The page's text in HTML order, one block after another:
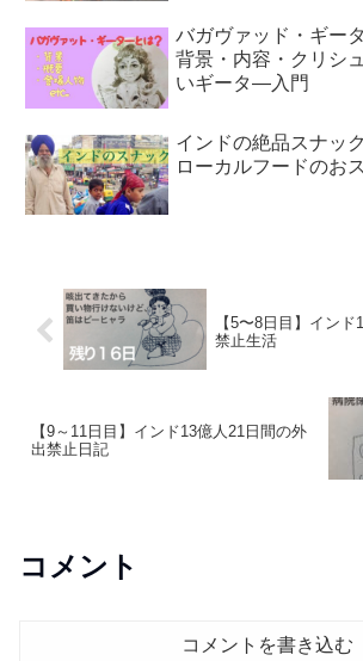
バガヴァッド・ギー
背景・内容・クリシ
いギータ―入門
インドの絶品スナッ
ローカルフードのお
【5〜8日目】イン
禁止生活
【9～11日目】インド13億人21日間の外
出禁止日記
コメント
コメントを書き込む